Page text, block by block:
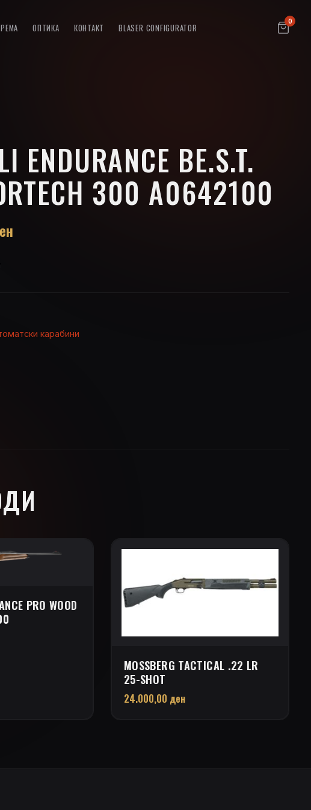
ОПТИКА КОНТАКТ BLASER CONFIGURATOR
0
ENDURANCE BE.S.T.
300 A0642100
карабини
PRO WOOD
MOSSBERG TACTICAL .22 LR
25-SHOT
24.000,00 ден